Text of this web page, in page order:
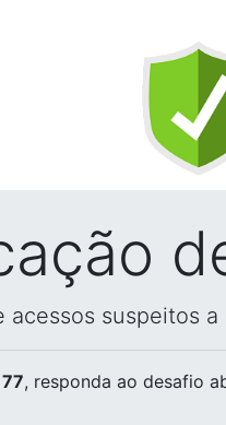
suspeitos
, responda ao desafio